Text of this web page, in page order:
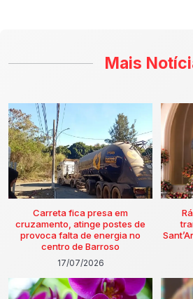
Mais
Carreta fica presa em
cruzamento, atinge postes de
provoca falta de energia no
centro de Barroso
17/07/2026